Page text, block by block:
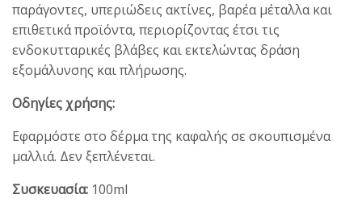
παράγοντες, υπεριώδεις ακτίνες, βαρέα μέταλλα και
επιθετικά προϊόντα, περιορίζοντας έτσι τις
ενδοκυτταρικές βλάβες και εκτελώντας δράση
εξομάλυνσης και πλήρωσης.
Οδηγίες χρήσης:
Εφαρμόστε στο δέρμα της καφαλής σε σκουπισμένα
μαλλιά. Δεν ξεπλένεται.
Συσκευασία: 100ml